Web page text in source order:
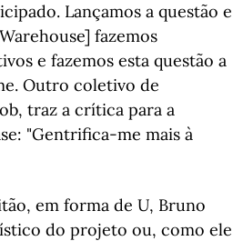
Lançamos a questão e
fazemos
e fazemos esta questão a
Outro coletivo de
traz a crítica para a
"Gentrifica-me mais à
em forma de U, Bruno
do projeto ou, como ele